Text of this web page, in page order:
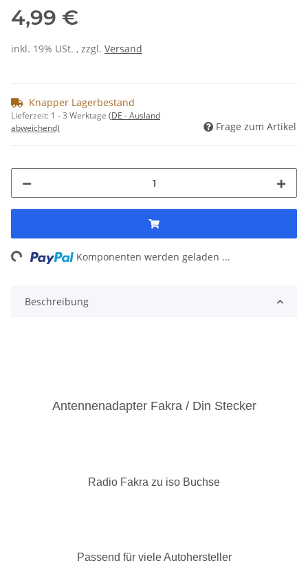
4,99 €
inkl. 19% USt. , zzgl. Versand
Knapper Lagerbestand
Lieferzeit: 1 - 3 Werktage (DE - Ausland
abweichend)
Frage zum Artikel
Komponenten werden geladen ...
Beschreibung
Antennenadapter Fakra / Din Stecker
Radio Fakra zu iso Buchse
Passend für viele Autohersteller